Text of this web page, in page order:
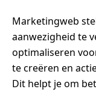
Marketingweb
aanwezigheid te
optimaliseren
te creëren en
Dit helpt je om